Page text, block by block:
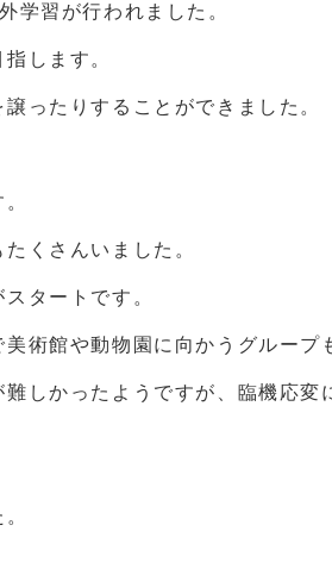
学習が行われました。
します。
ったりすることができました。
くさんいました。
タートです。
術館や動物園に向かうグループ
しかったようですが、臨機応